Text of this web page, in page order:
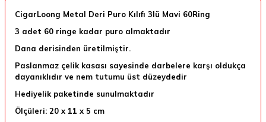
CigarLoong Metal Deri Puro Kılıfı 3lü Mavi 60Ring
3 adet 60 ringe kadar puro almaktadır
Dana derisinden üretilmiştir.
Paslanmaz çelik kasası sayesinde darbelere karşı oldukça
dayanıklıdır ve nem tutumu üst düzeydedir
Hediyelik paketinde sunulmaktadır
Ölçüleri: 20 x 11 x 5 cm